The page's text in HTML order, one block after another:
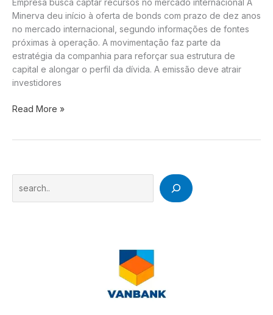
Minerva deu início à oferta de bonds com prazo de dez anos
no mercado internacional, segundo informações de fontes
próximas à operação. A movimentação faz parte da
estratégia da companhia para reforçar sua estrutura de
capital e alongar o perfil da dívida. A emissão deve atrair
investidores
Minerva
de
dez
anos.
Read More »